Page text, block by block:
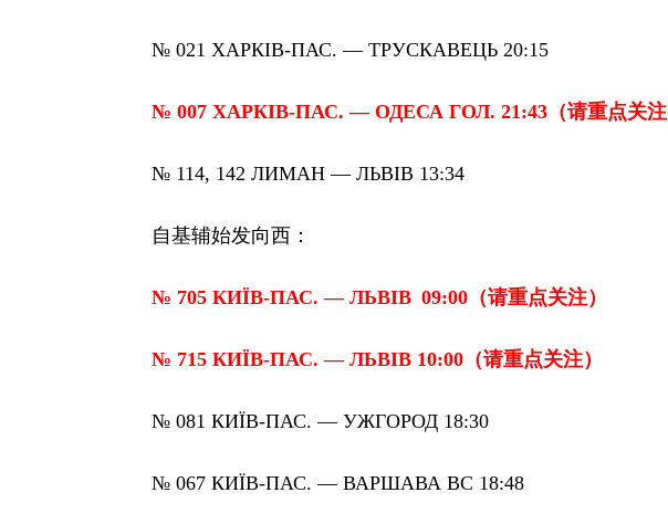
№ 021 ХАРКІВ-ПАС. — ТРУСКАВЕЦЬ 20:15
№ 007 ХАРКІВ-ПАС. — ОДЕСА ГОЛ. 21:43 （请重点关注
№ 114, 142 ЛИМАН — ЛЬВІВ 13:34
自基辅始发向西：
№ 705 КИЇВ-ПАС. — ЛЬВІВ 09:00 （请重点关注）
№ 715 КИЇВ-ПАС. — ЛЬВІВ 10:00 （请重点关注）
№ 081 КИЇВ-ПАС. — УЖГОРОД 18:30
№ 067 КИЇВ-ПАС. — ВАРШАВА ВС 18:48